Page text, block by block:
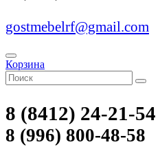
gostmebelrf@gmail.com
Корзина
8 (8412) 24-21-54
8 (996) 800-48-58